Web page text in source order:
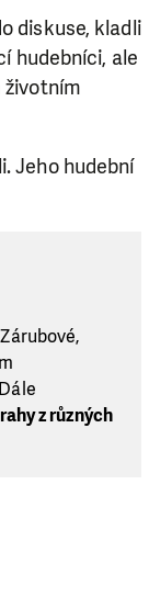
diskuse, kladli
hudebníci, ale
Jeho hudební
z různých